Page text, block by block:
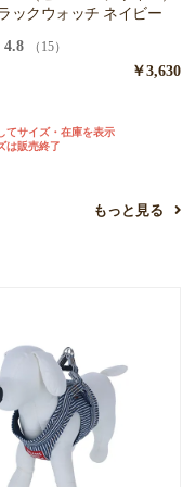
ックウォッチ ネイビー
（15）
￥3,630
てサイズ・在庫を表示
は販売終了
もっと見る